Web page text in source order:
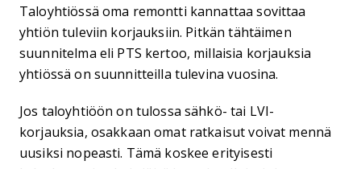
Taloyhtiössä oma remontti kannattaa sovittaa
yhtiön tuleviin korjauksiin. Pitkän tähtäimen
suunnitelma eli PTS kertoo, millaisia korjauksia
yhtiössä on suunnitteilla tulevina vuosina.
Jos taloyhtiöön on tulossa sähkö- tai LVI-
korjauksia, osakkaan omat ratkaisut voivat mennä
uusiksi nopeasti. Tämä koskee erityisesti